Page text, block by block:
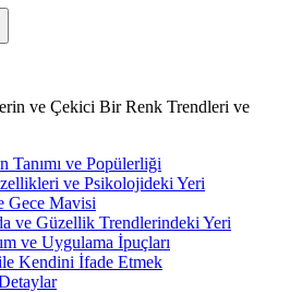
ve Çekici Bir Renk Trendleri ve
Tanımı ve Popülerliği
ve Psikolojideki Yeri
Gece Mavisi
ve Güzellik Trendlerindeki Yeri
ve Uygulama İpuçları
Kendini İfade Etmek